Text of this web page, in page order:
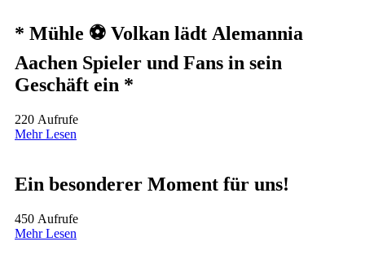
* Mühle ⚽ Volkan lädt Alemannia
Aachen Spieler und Fans in sein
Geschäft ein *
220 Aufrufe
Mehr Lesen
Ein besonderer Moment für uns!
450 Aufrufe
Mehr Lesen